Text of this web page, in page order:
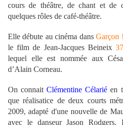
cours de théâtre, de chant et de
quelques rôles de café-théâtre.
Elle débute au cinéma dansGarçon !
le film de Jean-Jacques Beineix
lequel elle est nommée aux
d’Alain Corneau.
On connaitClémentine Célarié en
que réalisatice de deux courts
2009, adapté d'une nouvelle de
avec le danseur Jason Rodgers.